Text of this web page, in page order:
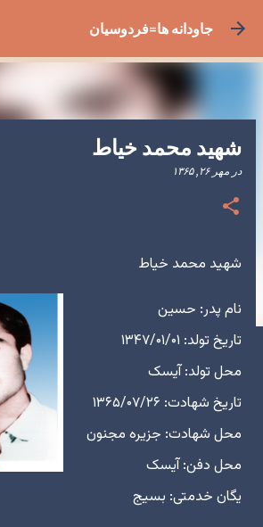
رد شدن به محتوای اصلیجاودانه ها=فردوسیان
شهید محمد خیاط
در مهر ۲۶, ۱۳۶۵
شهید محمد خیاط
نام پدر: حسین
تاریخ تولد: ۱۳۴۷/۰۱/۰۱
محل تولد: آیسک
تاریخ شهادت: ۱۳۶۵/۰۷/۲۶
محل شهادت: جزیره مجنون
محل دفن: آیسک
یگان خدمتی: بسیج